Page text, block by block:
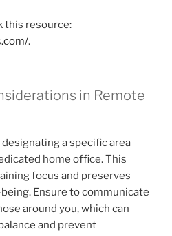
this resource:
.
in Remote
a specific area
home office. This
focus and preserves
Ensure to communicate
around you, which can
and prevent